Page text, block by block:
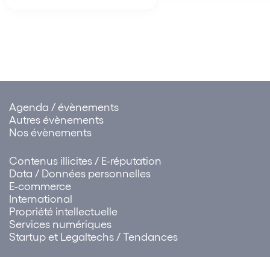
Agenda / évènements
Autres évènements
Nos évènements
Contenus illicites / E-réputation
Data / Données personnelles
E-commerce
International
Propriété intellectuelle
Services numériques
Startup et Legaltechs / Tendances